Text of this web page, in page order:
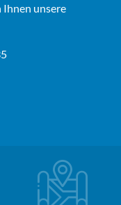
Ihnen unsere